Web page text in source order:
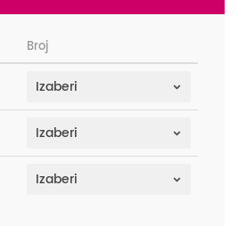
Broj